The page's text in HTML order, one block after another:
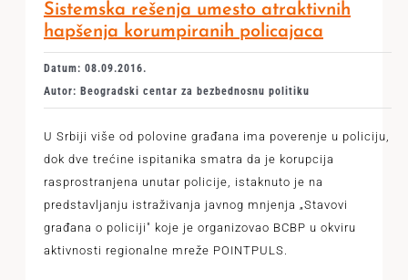
Sistemska rešenja umesto atraktivnih
hapšenja korumpiranih policajaca
Datum: 08.09.2016.
Autor: Beogradski centar za bezbednosnu politiku
U Srbiji više od polovine građana ima poverenje u policiju,
dok dve trećine ispitanika smatra da je korupcija
rasprostranjena unutar policije, istaknuto je na
predstavljanju istraživanja javnog mnjenja „Stavovi
građana o policiji" koje je organizovao BCBP u okviru
aktivnosti regionalne mreže POINTPULS.